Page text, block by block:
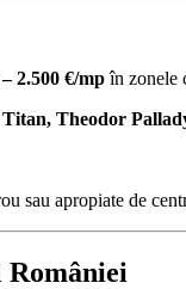
2.500 €/mpîn zonele
Theodor
sau apropiate de
României